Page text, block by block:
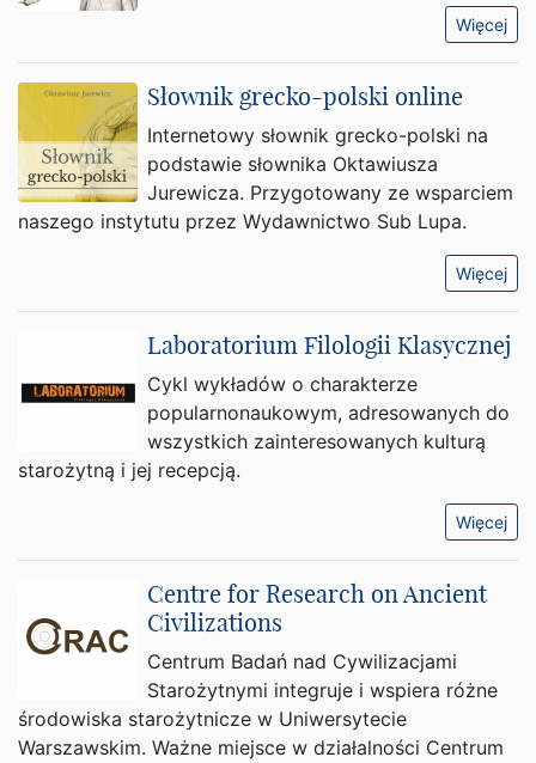
Więcej
Słownik grecko-polski online
Internetowy słownik grecko-polski na
podstawie słownika Oktawiusza
Jurewicza. Przygotowany ze wsparciem
naszego instytutu przez Wydawnictwo Sub Lupa.
Więcej
Laboratorium Filologii Klasycznej
Cykl wykładów o charakterze
popularnonaukowym, adresowanych do
wszystkich zainteresowanych kulturą
starożytną i jej recepcją.
Więcej
Centre for Research on Ancient
Civilizations
Centrum Badań nad Cywilizacjami
Starożytnymi integruje i wspiera różne
środowiska starożytnicze w Uniwersytecie
Warszawskim. Ważne miejsce w działalności Centrum